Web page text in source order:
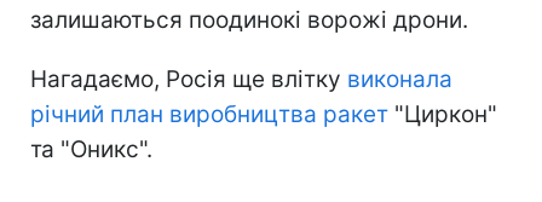
залишаються поодинокі ворожі дрони.
Нагадаємо, Росія ще влітку виконала
річний план виробництва ракет "Циркон"
та "Оникс".